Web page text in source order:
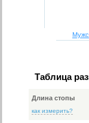
Таблица
Длина стопы
как измерить?